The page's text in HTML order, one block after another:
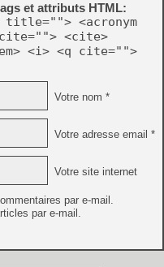
et attributs HTML:
<acronym
<cite>
<i> <q cite="">
Votre nom *
Votre adresse email *
Votre site internet
par e-mail.
par e-mail.